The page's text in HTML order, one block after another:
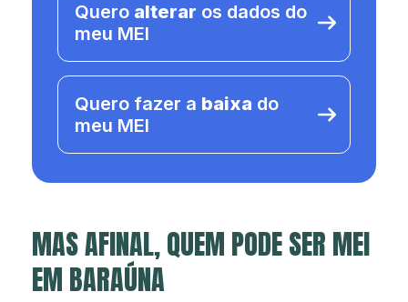
Quero alterar os dados do
meu MEI
Quero fazer a baixa do
meu MEI
MAS AFINAL, QUEM PODE SER MEI
EM BARAÚNA